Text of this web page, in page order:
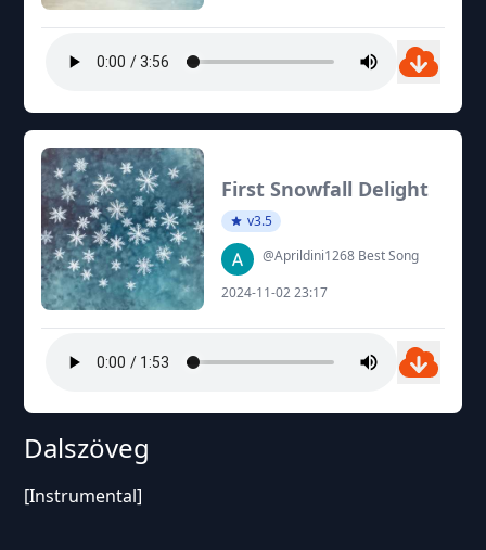
First Snowfall Delight
v3.5
@Aprildini1268 Best Song
2024-11-02 23:17
Dalszöveg
[Instrumental]